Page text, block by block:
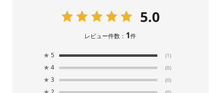
5.0
レビュー件数： 1件
★ 5 (1)
★ 4 (0)
★ 3 (0)